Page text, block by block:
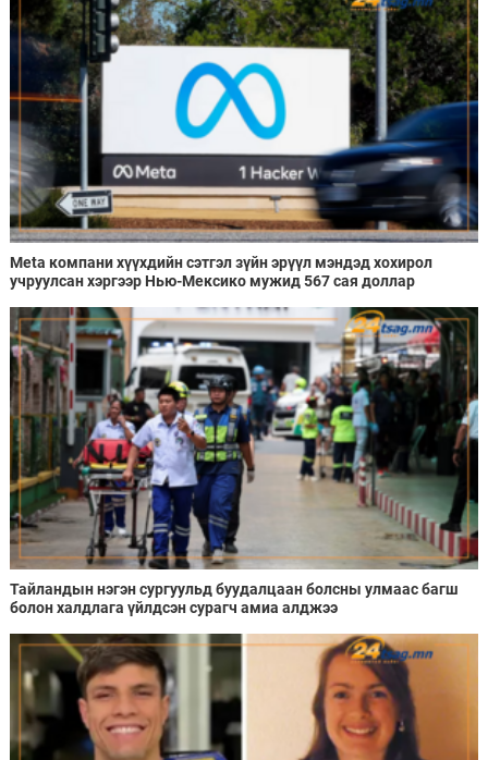
Meta компани хүүхдийн сэтгэл зүйн эрүүл мэндэд хохирол
учруулсан хэргээр Нью-Мексико мужид 567 сая доллар
Тайландын нэгэн сургуульд буудалцаан болсны улмаас багш
болон халдлага үйлдсэн сурагч амиа алджээ